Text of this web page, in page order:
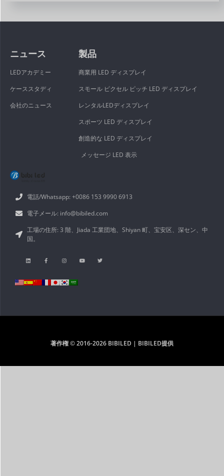
電話/Whatsapp: +0086 153 9990 6913
電子メール: info@bibiled.com
工場の住所: 3 階、Jiada 工業団地、Shiyan 町、宝安区、深セン、中
国。
製品
商業用 LED ディスプレイ
スモール ピクセル ピッチ LED ディスプレイ
レンタルLEDディスプレイ
スポーツ LED ディスプレイ
創造的な LED ディスプレイ
メッセージ LED 表示
ニュース
LEDアカデミー
ケーススタディ
会社のニュース
著作権 © 2016-2026 BIBILED | BIBILED提供